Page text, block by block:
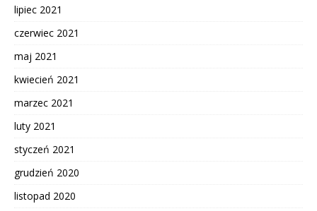
lipiec 2021
czerwiec 2021
maj 2021
kwiecień 2021
marzec 2021
luty 2021
styczeń 2021
grudzień 2020
listopad 2020